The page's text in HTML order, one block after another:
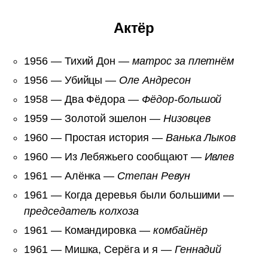
Актёр
1956 — Тихий Дон —матрос за плетнём
1956 — Убийцы — Оле Андресон
1958 — Два Фёдора — Фёдор-большой
1959 — Золотой эшелон — Низовцев
1960 — Простая история — Ванька Лыков
1960 — Из Лебяжьего сообщают — Ивлев
1961 — Алёнка — Степан Ревун
1961 — Когда деревья были большими —
председатель колхоза
1961 — Командировка — комбайнёр
1961 — Мишка, Серёга и я — Геннадий